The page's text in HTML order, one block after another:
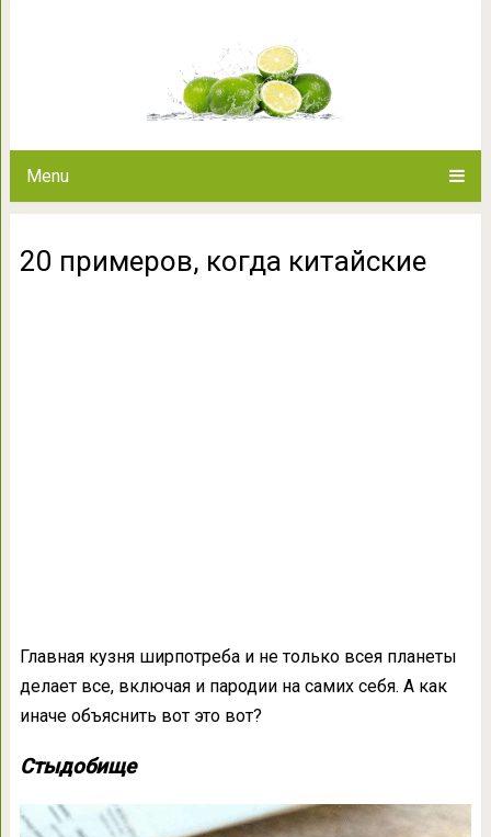
Menu
20 примеров, когда китайские
Главная кузня ширпотреба и не только всея планеты
делает все, включая и пародии на самих себя. А как
иначе объяснить вот это вот?
Стыдобище